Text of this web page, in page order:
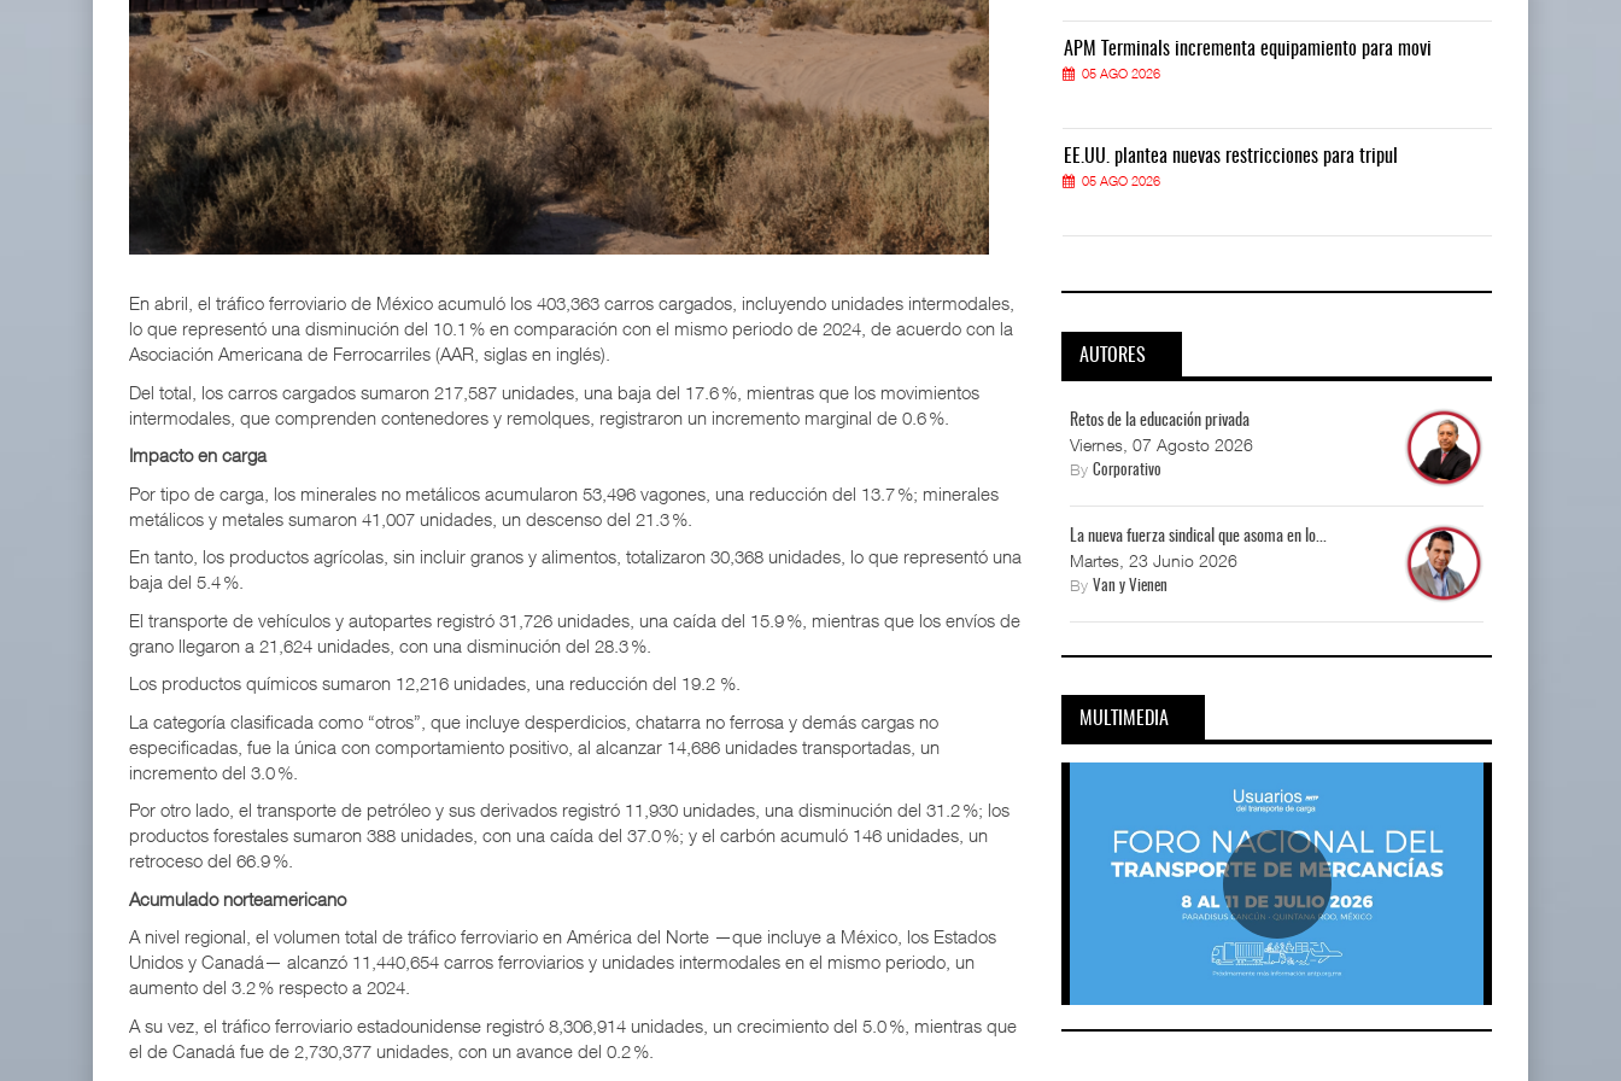
En abril, el tráfico ferroviario de México acumuló los 403,363 carros cargados, incluyendo unidades intermodales,
lo que representó una disminución del 10.1 % en comparación con el mismo periodo de 2024, de acuerdo con la
Asociación Americana de Ferrocarriles (AAR, siglas en inglés).
Del total, los carros cargados sumaron 217,587 unidades, una baja del 17.6 %, mientras que los movimientos
intermodales, que comprenden contenedores y remolques, registraron un incremento marginal de 0.6 %.
Impacto en carga
Por tipo de carga, los minerales no metálicos acumularon 53,496 vagones, una reducción del 13.7 %; minerales
metálicos y metales sumaron 41,007 unidades, un descenso del 21.3 %.
En tanto, los productos agrícolas, sin incluir granos y alimentos, totalizaron 30,368 unidades, lo que representó una
baja del 5.4 %.
El transporte de vehículos y autopartes registró 31,726 unidades, una caída del 15.9 %, mientras que los envíos de
grano llegaron a 21,624 unidades, con una disminución del 28.3 %.
Los productos químicos sumaron 12,216 unidades, una reducción del 19.2 %.
La categoría clasificada como “otros”, que incluye desperdicios, chatarra no ferrosa y demás cargas no
especificadas, fue la única con comportamiento positivo, al alcanzar 14,686 unidades transportadas, un
incremento del 3.0 %.
Por otro lado, el transporte de petróleo y sus derivados registró 11,930 unidades, una disminución del 31.2 %; los
productos forestales sumaron 388 unidades, con una caída del 37.0 %; y el carbón acumuló 146 unidades, un
retroceso del 66.9 %.
Acumulado norteamericano
A nivel regional, el volumen total de tráfico ferroviario en América del Norte —que incluye a México, los Estados
Unidos y Canadá— alcanzó 11,440,654 carros ferroviarios y unidades intermodales en el mismo periodo, un
aumento del 3.2 % respecto a 2024.
A su vez, el tráfico ferroviario estadounidense registró 8,306,914 unidades, un crecimiento del 5.0 %, mientras que
el de Canadá fue de 2,730,377 unidades, con un avance del 0.2 %.
APM Terminals incrementa equipamiento para movi
05 AGO 2026
EE.UU. plantea nuevas restricciones para tripul
05 AGO 2026
APM Terminals incrementa equipamiento para movi
05 AGO 2026
EE.UU. plantea nuevas restricciones para tripul
05 AGO 2026
APM Terminals incrementa equipamiento para movi
05 AGO 2026
EE.UU. plantea nuevas restricciones para tripul
05 AGO 2026
AUTORES
Retos de la educación privada
Viernes, 07 Agosto 2026
ByCorporativo
La nueva fuerza sindical que asoma en lo...
Martes, 23 Junio 2026
ByVan y Vienen
MULTIMEDIA